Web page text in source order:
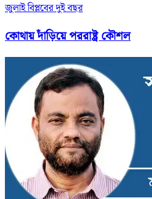
জুলাই বিপ্লবের দুই বছর
কোথায় দাঁড়িয়ে পররাষ্ট্র কৌশল